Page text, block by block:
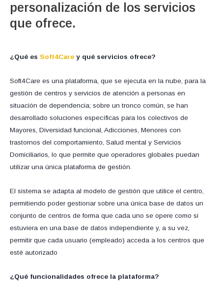
personalización de los servicios
que ofrece.
¿Qué es Soft4Care y qué servicios ofrece?
Soft4Care es una plataforma, que se ejecuta en la nube, para la
gestión de centros y servicios de atención a personas en
situación de dependencia; sobre un tronco común, se han
desarrollado soluciones específicas para los colectivos de
Mayores, Diversidad funcional, Adicciones, Menores con
trastornos del comportamiento, Salud mental y Servicios
Domiciliarios, lo que permite que operadores globales puedan
utilizar una única plataforma de gestión.
El sistema se adapta al modelo de gestión que utilice el centro,
permitiendo poder gestionar sobre una única base de datos un
conjunto de centros de forma que cada uno se opere como si
estuviera en una base de datos independiente y, a su vez,
permitir que cada usuario (empleado) acceda a los centros que
esté autorizado
¿Qué funcionalidades ofrece la plataforma?